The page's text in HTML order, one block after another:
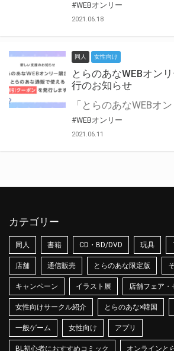
#WEBオンリー
2021.06.18
同人 女性向け
とらのあなWEBオン
行のお知らせ
#WEBオンリー
2021.06.11
カテゴリー
同人 書籍 CD・BD/DVD 玩具
店舗 通信販売 とらのあな限定版
キャンペーン イラスト展 店舗フェア・
女性向けサークル紹介 とらのあな×韓国
一般ゲーム 女性向け アプリ
BL初心者におすすめコミック オンラインと